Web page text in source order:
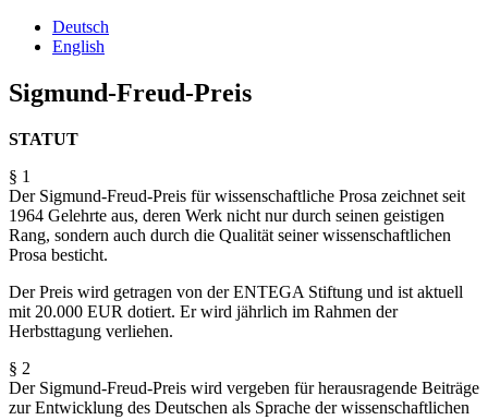
Deutsch
English
Sigmund-Freud-Preis
STATUT
§ 1
Der Sigmund-Freud-Preis für wissenschaftliche Prosa zeichnet seit
1964 Gelehrte aus, deren Werk nicht nur durch seinen geistigen
Rang, sondern auch durch die Qualität seiner wissenschaftlichen
Prosa besticht.
Der Preis wird getragen von der ENTEGA Stiftung und ist aktuell
mit 20.000 EUR dotiert. Er wird jährlich im Rahmen der
Herbsttagung verliehen.
§ 2
Der Sigmund-Freud-Preis wird vergeben für herausragende Beiträge
zur Entwicklung des Deutschen als Sprache der wissenschaftlichen